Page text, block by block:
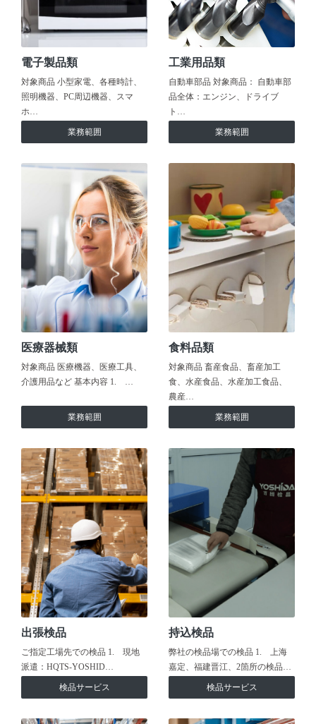
電子製品類
対象商品 小型家電、各種時計、
照明機器、PC周辺機器、スマ
ホ…
業務範囲
工業用品類
自動車部品 対象商品： 自動車部
品全体：エンジン、ドライブ
ト…
業務範囲
医療器械類
対象商品 医療機器、医療工具、
介護用品など 基本内容 1. …
業務範囲
食料品類
対象商品 畜産食品、畜産加工
食、水産食品、水産加工食品、
農産…
業務範囲
出張検品
ご指定工場先での検品 1. 現地
派遣：HQTS-YOSHID…
検品サービス
持込検品
弊社の検品場での検品 1. 上海
嘉定、福建晋江、2箇所の検品…
検品サービス